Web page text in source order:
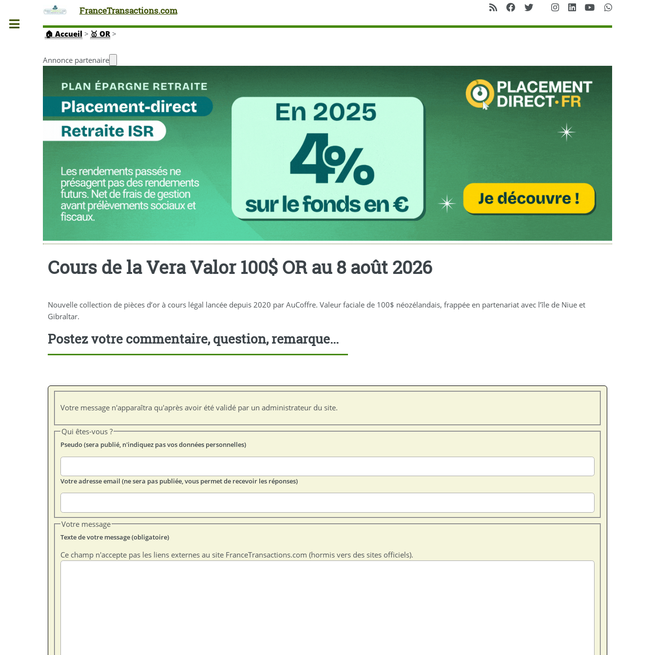
FranceTransactions.com
🏠 Accueil > 🥇 OR >
Annonce partenaire
Cours de la Vera Valor 100$ OR au 8 août 2026
Nouvelle collection de pièces d’or à cours légal lancée depuis 2020 par AuCoffre. Valeur faciale de 100$ néozélandais, frappée en partenariat avec l’île de Niue et
Gibraltar.
Postez votre commentaire, question, remarque...
Votre message n'apparaîtra qu'après avoir été validé par un administrateur du site.
Qui êtes-vous ?
Pseudo (sera publié, n'indiquez pas vos données personnelles)
Votre adresse email (ne sera pas publiée, vous permet de recevoir les réponses)
Votre message
Texte de votre message (obligatoire)
Ce champ n'accepte pas les liens externes au site FranceTransactions.com (hormis vers des sites officiels).
Toggle